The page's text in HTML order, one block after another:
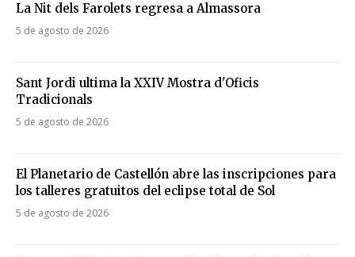
La Nit dels Farolets regresa a Almassora
5 de agosto de 2026
Sant Jordi ultima la XXIV Mostra d'Oficis
Tradicionals
5 de agosto de 2026
El Planetario de Castellón abre las inscripciones para
los talleres gratuitos del eclipse total de Sol
5 de agosto de 2026